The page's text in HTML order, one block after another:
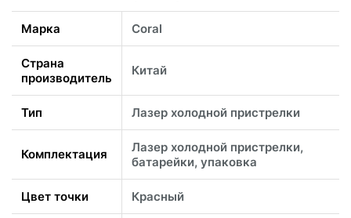
Марка Coral
Страна
производитель
Китай
Тип Лазер холодной пристрелки
Комплектация
Лазер холодной пристрелки,
батарейки, упаковка
Цвет точки Красный